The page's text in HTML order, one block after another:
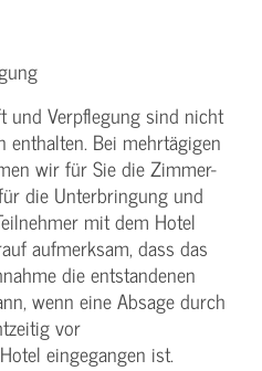
Verpflegung sind nicht
enthalten. Bei mehrtägigen
wir für Sie die Zimmer-
die Unterbringung und
mit dem Hotel
aufmerksam, dass das
die entstandenen
wenn eine Absage durch
vor
eingegangen ist.